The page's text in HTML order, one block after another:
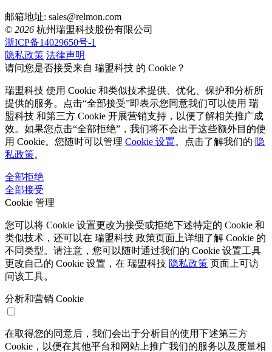
邮箱地址: sales@relmon.com
© 2026 杭州瑞盟科技股份有限公司
浙ICP备14029650号-1
隐私政策 法律声明
请问您是否接受来自 瑞盟科技 的 Cookie？
瑞盟科技 使用 Cookie 和类似技术提供、优化、保护和分析所
提供的服务。点击“全部接受”即表示您同意我们可以使用 瑞
盟科技 和第三方 Cookie 开展营销支持，以便了解相关推广成
效。如果您点击“全部拒绝”，我们将不会出于这些额外目的使
用 Cookie。您随时可以管理 Cookie 设置。点击了解我们的 隐
私政策。
全部拒绝
全部接受
Cookie 管理
您可以将 Cookie 设置更改为接受或拒绝下述特定的 Cookie 和
类似技术，还可以在 瑞盟科技 政策页面上详细了解 Cookie 的
不同类型。请注意，您可以随时通过我们的 Cookie 设置工具
更改自己的 Cookie 设置，在 瑞盟科技 隐私政策 页面上可访
问该工具。
分析和营销 Cookie
在取得您的同意后，我们会出于分析目的使用下述第三方
Cookie，以便在其他平台和网站上推广我们的服务以及度量相